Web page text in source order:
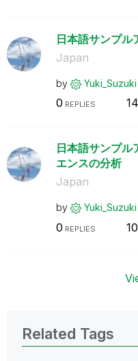
日本語サンプル
Japan
by Yuki_Suzuki
0 REPLIES
日本語サンプル
エンスの分析
Japan
by Yuki_Suzuki
0 REPLIES
Related Tags